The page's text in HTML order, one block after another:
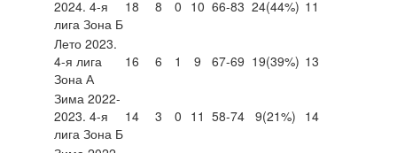
2024. 4-я
лига Зона Б
18 8 0 10 66-83 24(44%) 11
Лето 2023.
4-я лига
Зона А
16 6 1 9 67-69 19(39%) 13
Зима 2022-
2023. 4-я
лига Зона Б
14 3 0 11 58-74 9(21%) 14